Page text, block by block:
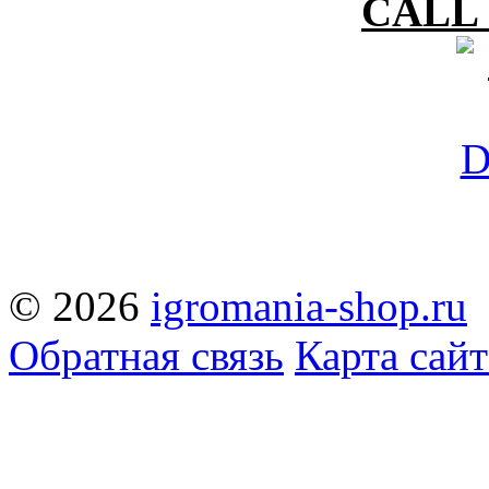
CALL
© 2026 igromania-shop.ru
Обратная связь Карта